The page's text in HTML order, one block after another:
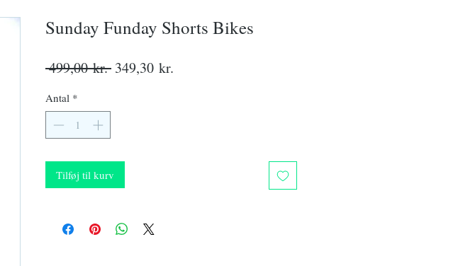
Sunday Funday Shorts Bikes
499,00 kr. Regulær
349,30 kr.
Antal *
Tilføj til kurv